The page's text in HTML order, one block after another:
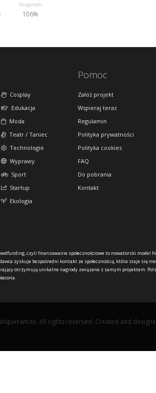
Osiągnięto
106%
Cosplay
Edukacja
Moda
Teatr / Taniec
Technologie
Wyprawy
Sport
Startup
Ekologia
Pomoc
Załóż projekt
Wspieraj teraz
Regulamin
Polityka prywatności
Polityka cookies
FAQ
Do pobrania
Kontakt
czyli finansowanie społecznościowe to nowatorski model
zyskuje bezpośredni kontakt ze społecznością, która staje się
otrzymują unikalne nagrody związane z samym projektem.
All rights reserved. Created and